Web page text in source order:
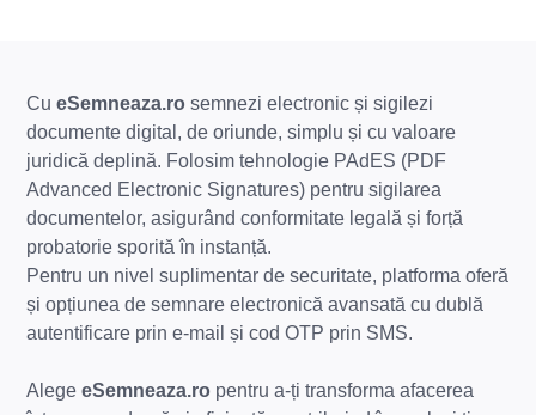
Cu eSemneaza.ro semnezi electronic și sigilezi
documente digital, de oriunde, simplu și cu valoare
juridică deplină. Folosim tehnologie PAdES (PDF
Advanced Electronic Signatures) pentru sigilarea
documentelor, asigurând conformitate legală și forță
probatorie sporită în instanță.
Pentru un nivel suplimentar de securitate, platforma oferă
și opțiunea de semnare electronică avansată cu dublă
autentificare prin e-mail și cod OTP prin SMS.
Alege eSemneaza.ro pentru a-ți transforma afacerea